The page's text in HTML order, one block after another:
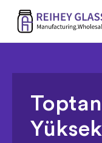
Toptan
Yüksek